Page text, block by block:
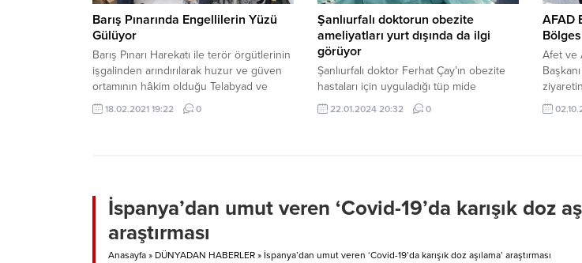
Barış Pınarında Engellilerin Yüzü
Gülüyor
Barış Pınarı Harekatı ile terör örgütlerinin
işgalinden arındırılarak huzur ve güven
ortamının hâkim olduğu Telabyad ve
Resulayn’da, halkın her kesimi gibi
engellilerin de yüzü Türkiye sayesinde
18.02.2021 19:22 0
Şanlıurfalı doktorun obezite
ameliyatları yurt dışında da ilgi
görüyor
Şanlıurfalı doktor Ferhat Çay’ın obezite
hastaları için uyguladığı tüp mide
ameliyatlarında elde edilen başarılar yurt
dışında da kabul görmeye başladı. Son
Hastanesi’nden Genel Cerrahi Kliniği
22.01.2024 20:32 0
AFAD
Afet ve
Çeşitli
İspanya’dan umut veren ‘Covid-19’da karışık doz
araştırması
Anasayfa » DÜNYADAN HABERLER » İspanya’dan umut veren ‘Covid-19’da karışık doz aşılama’ araştırması